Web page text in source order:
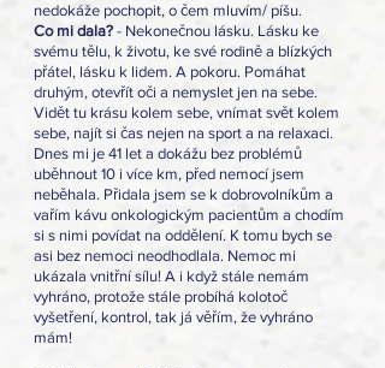
nedokáže pochopit, o čem mluvím/ píšu.
Co mi dala? - Nekonečnou lásku. Lásku ke
svému tělu, k životu, ke své rodině a blízkých
přátel, lásku k lidem. A pokoru. Pomáhat
druhým, otevřít oči a nemyslet jen na sebe.
Vidět tu krásu kolem sebe, vnímat svět kolem
sebe, najít si čas nejen na sport a na relaxaci.
Dnes mi je 41 let a dokážu bez problémů
uběhnout 10 i více km, před nemocí jsem
neběhala. Přidala jsem se k dobrovolníkům a
vařím kávu onkologickým pacientům a chodím
si s nimi povídat na oddělení. K tomu bych se
asi bez nemoci neodhodlala. Nemoc mi
ukázala vnitřní sílu! A i když stále nemám
vyhráno, protože stále probíhá kolotoč
vyšetření, kontrol, tak já věřím, že vyhráno
mám!